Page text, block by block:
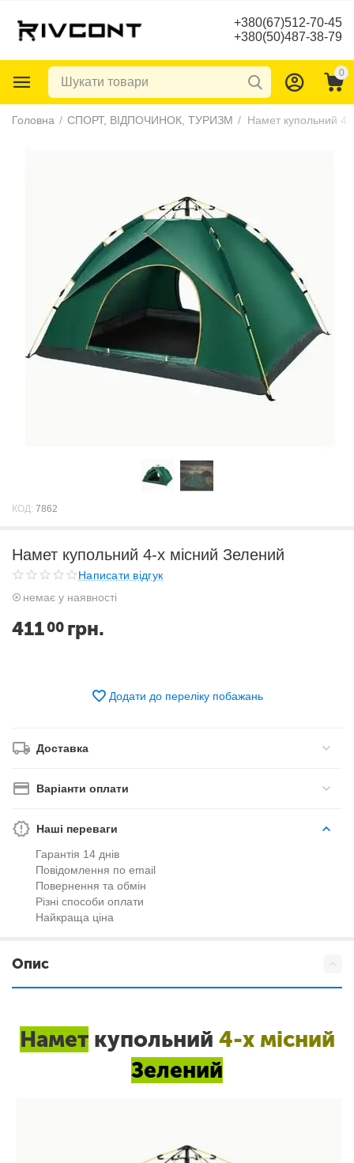
+380(67)512-70-45
+380(50)487-38-79
0
Головна / СПОРТ, ВІДПОЧИНОК, ТУРИЗМ / Намет купольний 4-
КОД: 7862
Намет купольний 4-х місний Зелений
Написати відгук
немає у наявності
41100 грн.
Додати до переліку побажань
Доставка
Варіанти оплати
Наші переваги
Гарантія 14 днів
Повідомлення по email
Повернення та обмін
Різні способи оплати
Найкраща ціна
Опис
Наметкупольний 4-х місний
Зелений